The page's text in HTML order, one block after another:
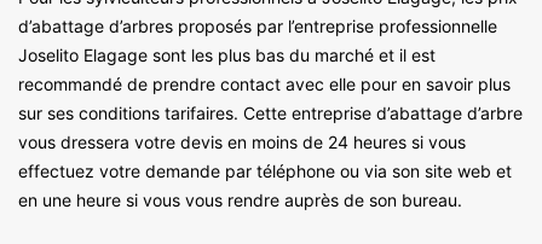
d’abattage d’arbres proposés par l’entreprise professionnelle
Joselito Elagage sont les plus bas du marché et il est
recommandé de prendre contact avec elle pour en savoir plus
sur ses conditions tarifaires. Cette entreprise d’abattage d’arbre
vous dressera votre devis en moins de 24 heures si vous
effectuez votre demande par téléphone ou via son site web et
en une heure si vous vous rendre auprès de son bureau.